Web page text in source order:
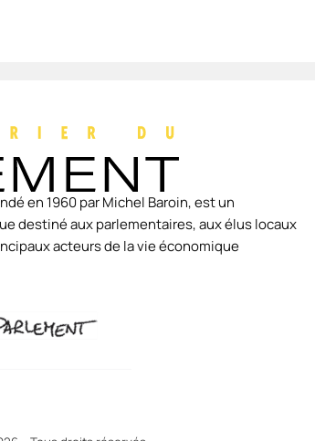
en 1960 par Michel Baroin, est un
destiné aux parlementaires, aux élus locaux
acteurs de la vie économique